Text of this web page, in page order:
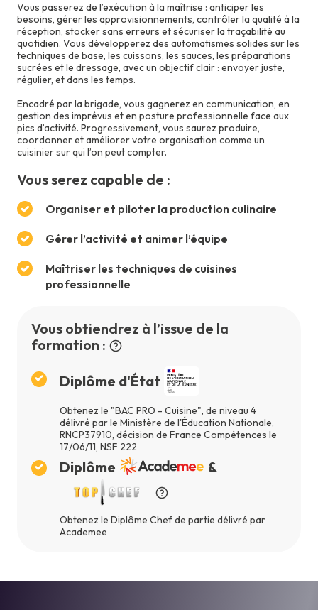
Vous passerez de l’exécution à la maîtrise : anticiper les
besoins, gérer les approvisionnements, contrôler la qualité à la
réception, stocker sans erreurs et sécuriser la traçabilité au
quotidien. Vous développerez des automatismes solides sur les
techniques de base, les cuissons, les sauces, les préparations
sucrées et le dressage, avec un objectif clair : envoyer juste,
régulier, et dans les temps.
Encadré par la brigade, vous gagnerez en communication, en
gestion des imprévus et en posture professionnelle face aux
pics d’activité. Progressivement, vous saurez produire,
coordonner et améliorer votre organisation comme un
cuisinier sur qui l’on peut compter.
Vous serez capable de :
Organiser et piloter la production culinaire
Gérer l’activité et animer l’équipe
Maîtriser les techniques de cuisines
professionnelle
Vous obtiendrez à l’issue de la
formation :
Diplôme d'État
Obtenez le "BAC PRO - Cuisine", de niveau 4
délivré par le Ministère de l'Éducation Nationale,
RNCP37910, décision de France Compétences le
17/06/11, NSF 222
Diplôme &
Obtenez le Diplôme Chef de partie délivré par
Academee